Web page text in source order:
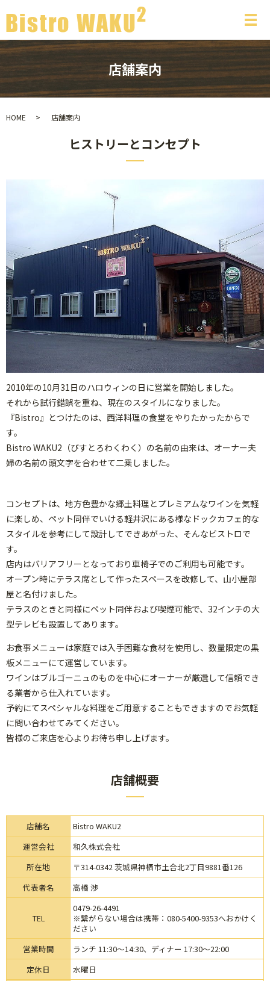
メ
店舗案内
HOME 店舗案内
ヒストリーとコンセプト
2010年の10月31日のハロウィンの日に営業を開始しました。
それから試行錯誤を重ね、現在のスタイルになりました。
『Bistro』とつけたのは、西洋料理の食堂をやりたかったからで
す。
Bistro WAKU2（びすとろわくわく）の名前の由来は、オーナー夫
婦の名前の頭文字を合わせて二乗しました。
コンセプトは、地方色豊かな郷土料理とプレミアムなワインを気軽
に楽しめ、ペット同伴でいける軽井沢にある様なドックカフェ的な
スタイルを参考にして設計してできあがった、そんなビストロで
す。
店内はバリアフリーとなっており車椅子でのご利用も可能です。
オープン時にテラス席として作ったスペースを改修して、山小屋部
屋と名付けました。
テラスのときと同様にペット同伴および喫煙可能で、32インチの大
型テレビも設置してあります。
お食事メニューは家庭では入手困難な食材を使用し、数量限定の黒
板メニューにて運営しています。
ワインはブルゴーニュのものを中心にオーナーが厳選して信頼でき
る業者から仕入れています。
予約にてスペシャルな料理をご用意することもできますのでお気軽
に問い合わせてみてください。
皆様のご来店を心よりお待ち申し上げます。
店舗概要
店舗名
Bistro WAKU2
運営会社
和久株式会社
所在地
〒314-0342 茨城県神栖市土合北2丁目9881番126
代表者名
高橋 渉
TEL
0479-26-4491
※繋がらない場合は携帯：080-5400-9353へおかけく
ださい
営業時間
ランチ 11:30～14:30、ディナー 17:30～22:00
定休日
水曜日